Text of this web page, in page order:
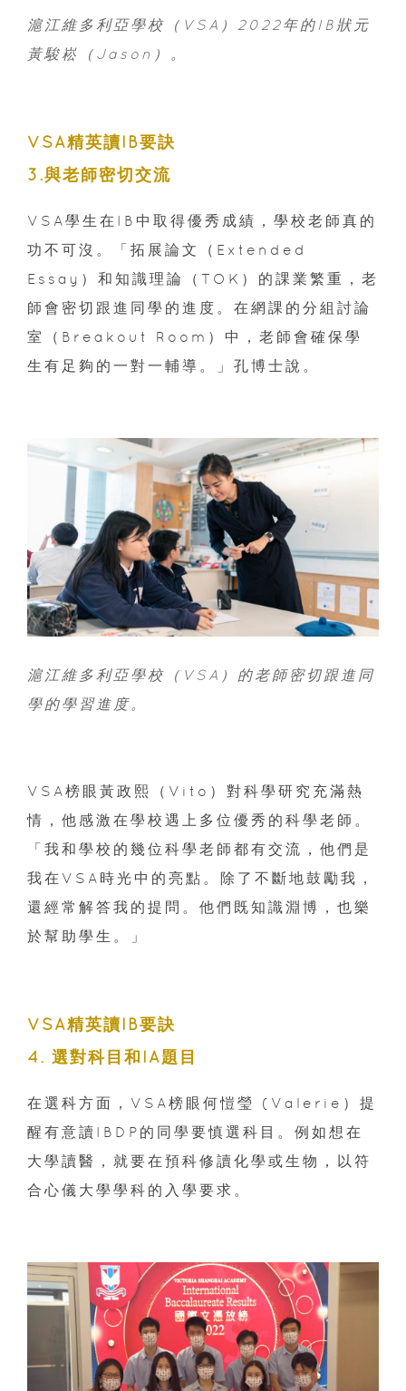
滬江維多利亞學校（VSA）2022年的IB狀元
黃駿崧（Jason）。
VSA精英讀IB要訣
3.與老師密切交流
VSA學生在IB中取得優秀成績，學校老師真的
功不可沒。「拓展論文（Extended
Essay）和知識理論（TOK）的課業繁重，老
師會密切跟進同學的進度。在網課的分組討論
室（Breakout Room）中，老師會確保學
生有足夠的一對一輔導。」孔博士說。
滬江維多利亞學校（VSA）的老師密切跟進同
學的學習進度。
VSA榜眼黃政熙（Vito）對科學研究充滿熱
情，他感激在學校遇上多位優秀的科學老師。
「我和學校的幾位科學老師都有交流，他們是
我在VSA時光中的亮點。除了不斷地鼓勵我，
還經常解答我的提問。他們既知識淵博，也樂
於幫助學生。」
VSA精英讀IB要訣
4. 選對科目和IA題目
在選科方面，VSA榜眼何愷瑩 (Valerie）提
醒有意讀IBDP的同學要慎選科目。例如想在
大學讀醫，就要在預科修讀化學或生物，以符
合心儀大學學科的入學要求。